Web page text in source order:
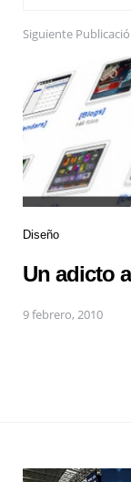
Siguiente
Diseño
Un adicto
9 febrero, 2010